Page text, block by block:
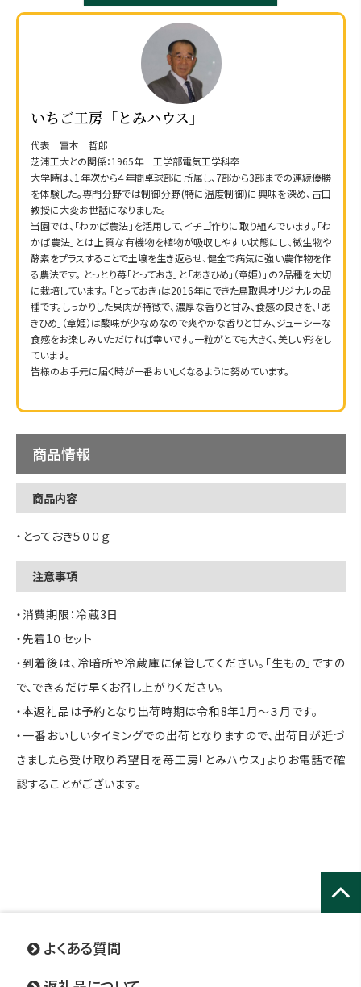
いちご工房「とみハウス」
代表 富本 哲郎
芝浦工大との関係：1965年 工学部電気工学科卒
大学時は、1年次から４年間卓球部に所属し、7部から3部までの連続優勝
を体験した。専門分野では制御分野(特に温度制御)に興味を深め、古田
教授に大変お世話になりました。
当園では、「わかば農法」を活用して、イチゴ作りに取り組んでいます。「わ
かば農法」とは上質な有機物を植物が吸収しやすい状態にし、微生物や
酵素をプラスすることで土壌を生き返らせ、健全で病気に強い農作物を作
る農法です。 とっとり苺「とっておき」と「あきひめ」（章姫）」の2品種を大切
に栽培しています。 「とっておき」は2016年にできた鳥取県オリジナルの品
種です。しっかりした果肉が特徴で、濃厚な香りと甘み、食感の良さを、「あ
きひめ」（章姫）は酸味が少なめなので爽やかな香りと甘み、ジューシーな
食感をお楽しみいただければ幸いです。一粒がとても大きく、美しい形をし
ています。
皆様のお手元に届く時が一番おいしくなるように努めています。
商品情報
商品内容
・とっておき５００ｇ
注意事項
・消費期限：冷蔵3日
・先着1０セット
・到着後は、冷暗所や冷蔵庫に保管してください。「生もの」ですの
で、できるだけ早くお召し上がりください。
・本返礼品は予約となり出荷時期は令和8年1月～３月です。
・一番おいしいタイミングでの出荷となりますので、出荷日が近づ
きましたら受け取り希望日を苺工房「とみハウス」よりお電話で確
認することがございます。
ページ
よくある質問